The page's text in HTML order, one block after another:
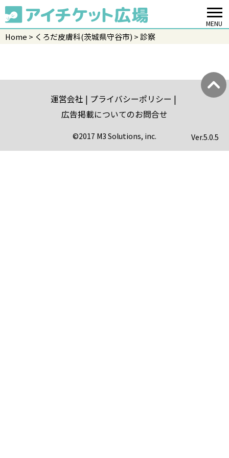
MENU
Home くろだ皮膚科(茨城県守谷市) 診察
運営会社
プライバシーポリシー
広告掲載についてのお問合せ
©2017 M3 Solutions, inc. Ver.5.0.5